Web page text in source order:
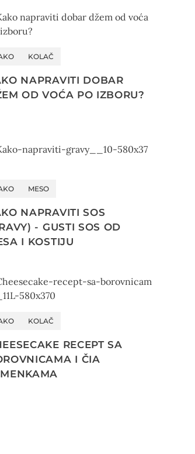
KOLAČ
NAPRAVITI DOBAR
OD VOĆA PO IZBORU?
MESO
NAPRAVITI SOS
- GUSTI SOS OD
I KOSTIJU
KOLAČ
RECEPT SA
I ČIA